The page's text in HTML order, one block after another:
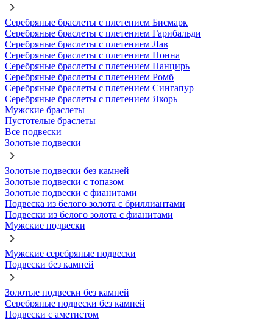
Серебряные браслеты с плетением Бисмарк
Серебряные браслеты с плетением Гарибальди
Серебряные браслеты с плетением Лав
Серебряные браслеты с плетением Нонна
Серебряные браслеты с плетением Панцирь
Серебряные браслеты с плетением Ромб
Серебряные браслеты с плетением Сингапур
Серебряные браслеты с плетением Якорь
Мужские браслеты
Пустотелые браслеты
Все подвески
Золотые подвески
Золотые подвески без камней
Золотые подвески с топазом
Золотые подвески с фианитами
Подвеска из белого золота с бриллиантами
Подвески из белого золота с фианитами
Мужские подвески
Мужские серебряные подвески
Подвески без камней
Золотые подвески без камней
Серебряные подвески без камней
Подвески с аметистом